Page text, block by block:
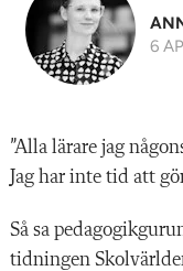
6
”Alla lärare jag
Jag har inte tid att
Så sa
tidningen